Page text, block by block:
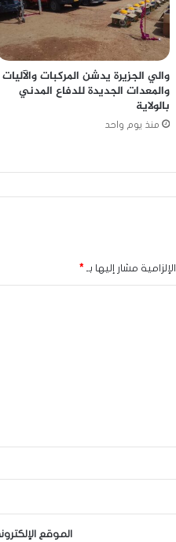
والي الجزيرة يدشن المركبات والآليات
والمعدات الجديدة للدفاع المدني
بالولاية
منذ يوم واحد
مشار إليها بـ *
الموقع